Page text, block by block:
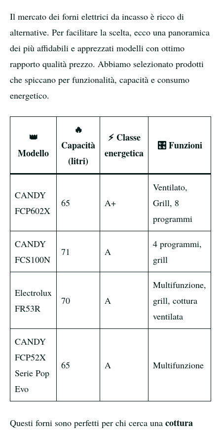
Il mercato dei forni elettrici da incasso è ricco di
alternative. Per facilitare la scelta, ecco una panoramica
dei più affidabili e apprezzati modelli con ottimo
rapporto qualità prezzo. Abbiamo selezionato prodotti
che spiccano per funzionalità, capacità e consumo
energetico.
👑
Modello
🔥
Capacità
(litri)
⚡ Classe
energetica
🎛️ Funzioni
CANDY
FCP602X
65 A+
Ventilato,
Grill, 8
programmi
CANDY
FCS100N
71 A
4 programmi,
grill
Electrolux
FR53R
70 A
Multifunzione,
grill, cottura
ventilata
CANDY
FCP52X
Serie Pop
Evo
65 A Multifunzione
Questi forni sono perfetti per chi cerca una cottura